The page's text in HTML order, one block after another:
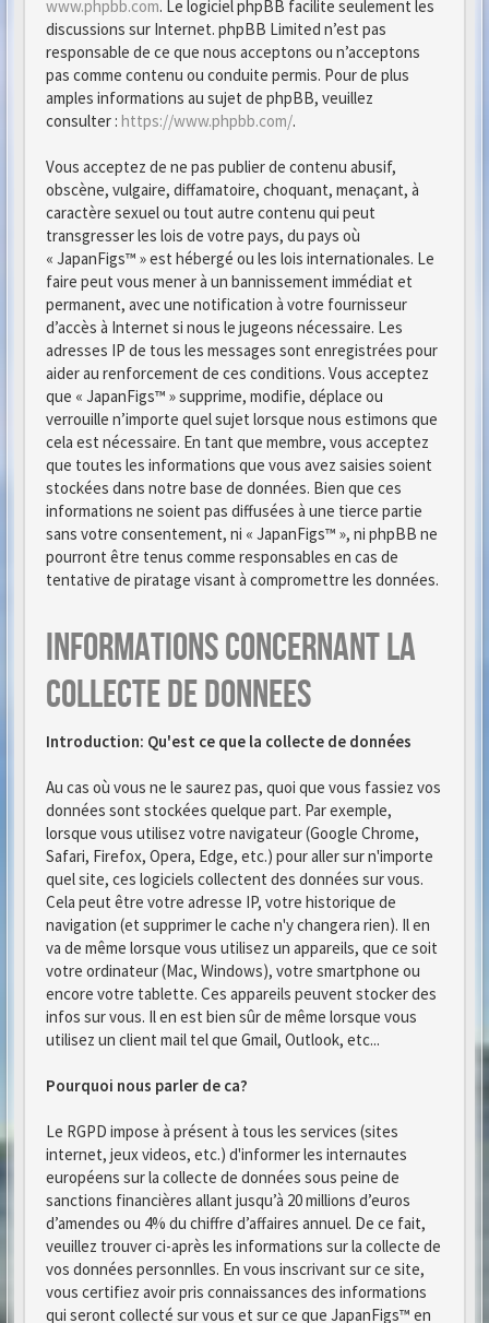
www.phpbb.com. Le logiciel phpBB facilite seulement les
discussions sur Internet. phpBB Limited n’est pas
responsable de ce que nous acceptons ou n’acceptons
pas comme contenu ou conduite permis. Pour de plus
amples informations au sujet de phpBB, veuillez
consulter : https://www.phpbb.com/.
Vous acceptez de ne pas publier de contenu abusif,
obscène, vulgaire, diffamatoire, choquant, menaçant, à
caractère sexuel ou tout autre contenu qui peut
transgresser les lois de votre pays, du pays où
« JapanFigs™ » est hébergé ou les lois internationales. Le
faire peut vous mener à un bannissement immédiat et
permanent, avec une notification à votre fournisseur
d’accès à Internet si nous le jugeons nécessaire. Les
adresses IP de tous les messages sont enregistrées pour
aider au renforcement de ces conditions. Vous acceptez
que « JapanFigs™ » supprime, modifie, déplace ou
verrouille n’importe quel sujet lorsque nous estimons que
cela est nécessaire. En tant que membre, vous acceptez
que toutes les informations que vous avez saisies soient
stockées dans notre base de données. Bien que ces
informations ne soient pas diffusées à une tierce partie
sans votre consentement, ni « JapanFigs™ », ni phpBB ne
pourront être tenus comme responsables en cas de
tentative de piratage visant à compromettre les données.
Informations concernant la
collecte de donnees
Introduction: Qu'est ce que la collecte de données
Au cas où vous ne le saurez pas, quoi que vous fassiez vos
données sont stockées quelque part. Par exemple,
lorsque vous utilisez votre navigateur (Google Chrome,
Safari, Firefox, Opera, Edge, etc.) pour aller sur n'importe
quel site, ces logiciels collectent des données sur vous.
Cela peut être votre adresse IP, votre historique de
navigation (et supprimer le cache n'y changera rien). Il en
va de même lorsque vous utilisez un appareils, que ce soit
votre ordinateur (Mac, Windows), votre smartphone ou
encore votre tablette. Ces appareils peuvent stocker des
infos sur vous. Il en est bien sûr de même lorsque vous
utilisez un client mail tel que Gmail, Outlook, etc...
Pourquoi nous parler de ca?
Le RGPD impose à présent à tous les services (sites
internet, jeux videos, etc.) d'informer les internautes
européens sur la collecte de données sous peine de
sanctions financières allant jusqu’à 20 millions d’euros
d’amendes ou 4% du chiffre d’affaires annuel. De ce fait,
veuillez trouver ci-après les informations sur la collecte de
vos données personnlles. En vous inscrivant sur ce site,
vous certifiez avoir pris connaissances des informations
qui seront collecté sur vous et sur ce que JapanFigs™ en